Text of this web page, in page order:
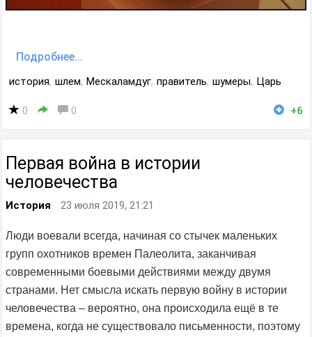
Подробнее...
история, шлем, Мескаламдуг, правитель, шумеры, Царь
0 0 +6
Первая война в истории
человечества
История 23 июля 2019, 21:21
Люди воевали всегда, начиная со стычек маленьких
групп охотников времен Палеолита, заканчивая
современными боевыми действиями между двумя
странами. Нет смысла искать первую войну в истории
человечества – вероятно, она происходила ещё в те
времена, когда не существовало письменности, поэтому